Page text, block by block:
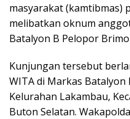
masyarakat (kamtibmas)
melibatkan oknum
Batalyon B Pelopor
Kunjungan tersebut
WITA di Markas
Kelurahan Lakambau,
Buton Selatan.